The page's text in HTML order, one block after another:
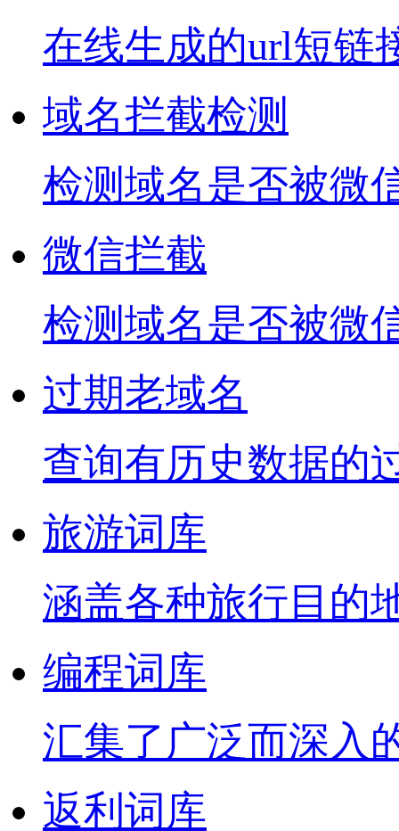
在线生成的url短链
域名拦截检测
检测域名是否被微
微信拦截
检测域名是否被微
过期老域名
查询有历史数据的
旅游词库
涵盖各种旅行目的
编程词库
汇集了广泛而深入
返利词库